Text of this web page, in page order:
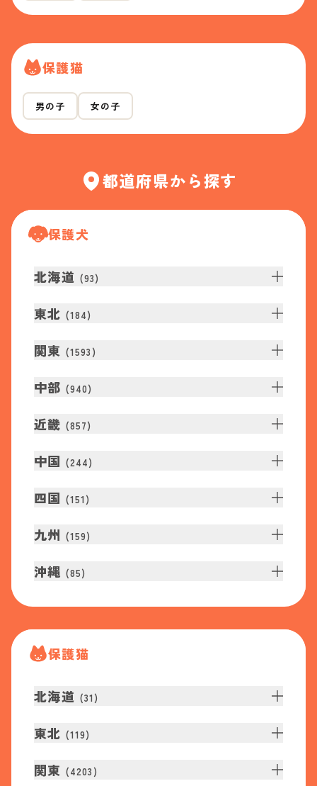
保護猫
男の子 女の子
都道府県から探す
保護犬
北海道 (93)
東北 (184)
関東 (1593 )
中部 (940)
近畿 (857)
中国 (244)
四国 (151 )
九州 (159)
沖縄 (85)
保護猫
北海道 (31 )
東北 (119)
関東 (4203 )